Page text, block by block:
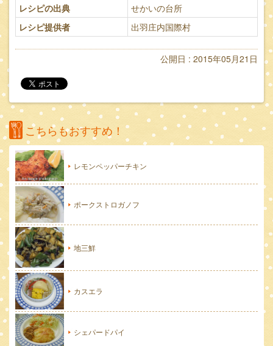
レシピの出典
せかいの台所
レシピ提供者
出羽庄内国際村
公開日 : 2015年05月21日
こちらもおすすめ！
レモンペッパーチキン
ポークストロガノフ
地三鮮
カスエラ
シェパードパイ